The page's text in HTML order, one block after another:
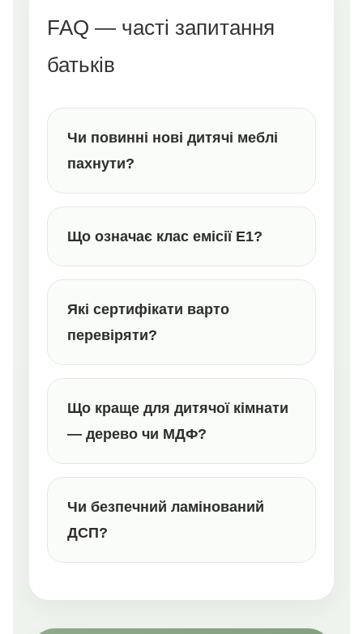
FAQ — часті запитання
батьків
Чи повинні нові дитячі меблі
пахнути?
Що означає клас емісії E1?
Які сертифікати варто
перевіряти?
Що краще для дитячої кімнати
— дерево чи МДФ?
Чи безпечний ламінований
ДСП?